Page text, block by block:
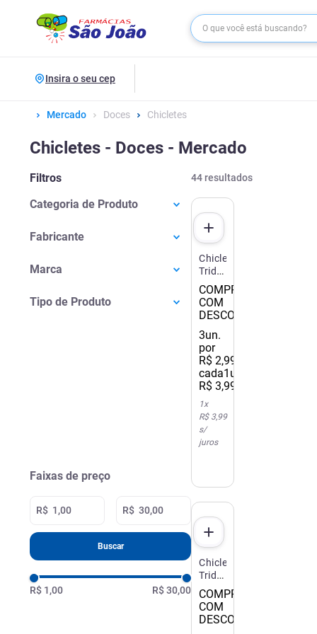
Insira o seu cep
Mercado Doces Chicletes
Chicletes - Doces - Mercado
Filtros
Categoria de Produto
Doces e Chocolates
Fabricante
Mentos (
Marca
Danclets
Tipo de Produto
Faixas de preço
R$ R$
Buscar
R$ 1,00 R$ 30,00
44 resultados
Chiclete
Trident
Hortelã
sem
Açúcar
8g
COMPRE 3
COM
DESCONTO
3un.
por
R$ 2,99
cada1un.
R$ 3,99
1x
R$ 3,99
s/
juros
Chiclete
Trident
Xsenses
Intense
sem
Açúcar
COMPRE 3
COM
DESCONTO